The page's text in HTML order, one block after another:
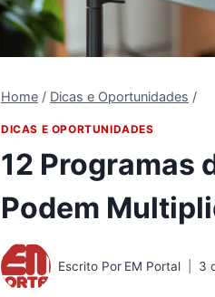
Home / Dicas e Oportunidades /
DICAS E OPORTUNIDADES
12 Programas
Podem
Escrito Por EM Portal 3